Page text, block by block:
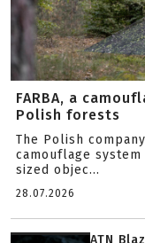
FARBA, a
Polish forests
The Polish
camouflage
sized objec...
28.07.2026
ATN